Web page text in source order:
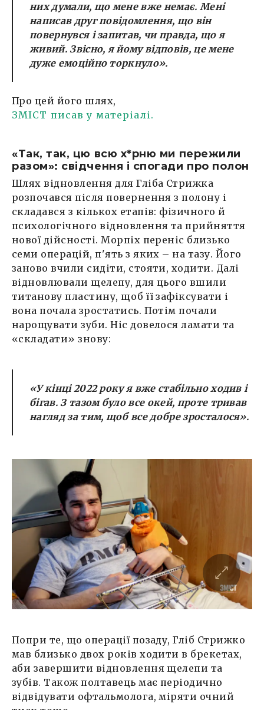
них думали, що мене вже немає. Мені
написав друг повідомлення, що він
повернувся і запитав, чи правда, що я
живий. Звісно, я йому відповів, це мене
дуже емоційно торкнуло».
Про цей його шлях,
ЗМІСТ писав у матеріалі.
«Так, так, цю всю х*рню ми пережили
разом»: свідчення і спогади про полон
Шлях відновлення для Гліба Стрижка
розпочався після повернення з полону і
складався з кількох етапів: фізичного й
психологічного відновлення та прийняття
нової дійсності. Морпіх переніс близько
семи операцій, п'ять з яких – на тазу. Його
заново вчили сидіти, стояти, ходити. Далі
відновлювали щелепу, для цього вшили
титанову пластину, щоб її зафіксувати і
вона почала зростатись. Потім почали
нарощувати зуби. Ніс довелося ламати та
«складати» знову:
«У кінці 2022 року я вже стабільно ходив і
бігав. З тазом було все окей, проте тривав
нагляд за тим, щоб все добре зросталося».
Попри те, що операції позаду, Гліб Стрижко
мав близько двох років ходити в брекетах,
аби завершити відновлення щелепи та
зубів. Також полтавець має періодично
відвідувати офтальмолога, міряти очний